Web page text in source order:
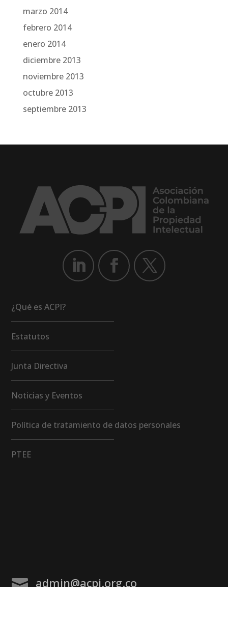
marzo 2014
febrero 2014
enero 2014
diciembre 2013
noviembre 2013
octubre 2013
septiembre 2013
¿Qué es ACPI?
Estatutos
Junta Directiva
Noticias y Eventos
Política de tratamiento de datos personales
PTEE
 admin@acpi.org.co